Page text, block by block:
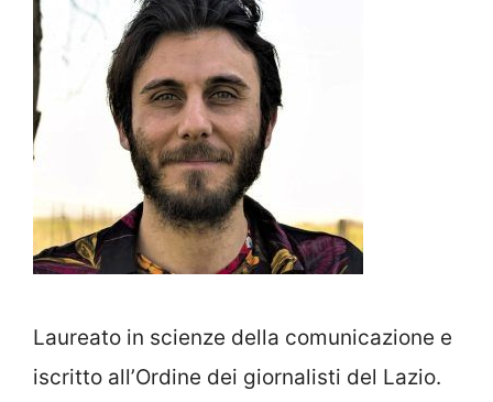
Laureato in scienze della comunicazione e
iscritto all’Ordine dei giornalisti del Lazio.